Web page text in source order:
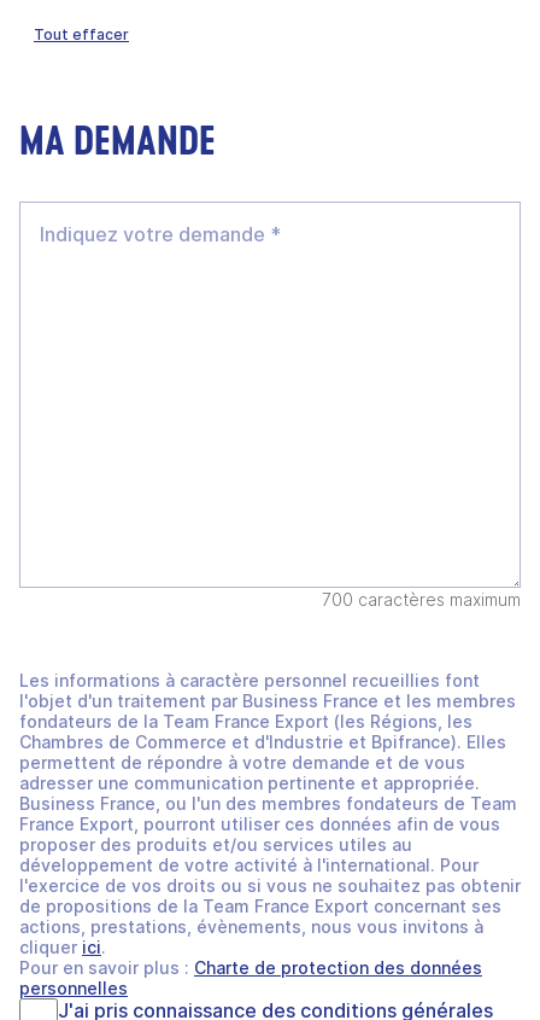
Tout effacer
MA DEMANDE
700 caractères maximum
Les informations à caractère personnel recueillies font
l'objet d'un traitement par Business France et les membres
fondateurs de la Team France Export (les Régions, les
Chambres de Commerce et d'Industrie et Bpifrance). Elles
permettent de répondre à votre demande et de vous
adresser une communication pertinente et appropriée.
Business France, ou l'un des membres fondateurs de Team
France Export, pourront utiliser ces données afin de vous
proposer des produits et/ou services utiles au
développement de votre activité à l'international. Pour
l'exercice de vos droits ou si vous ne souhaitez pas obtenir
de propositions de la Team France Export concernant ses
actions, prestations, évènements, nous vous invitons à
cliquer ici.
Pour en savoir plus : Charte de protection des données
personnelles
J'ai pris connaissance des conditions générales